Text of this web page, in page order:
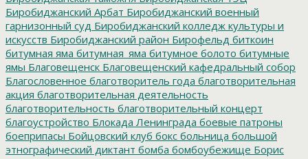
Биробиджанский Арбат Биробиджанский военный
гарнизонный суд Биробиджанский колледж культуры и
искусств Биробиджанский район Бирофельд биткоин
битумная яма битумная_яма битумное болото битумные
ямы Благовещенск Благовещенский кафедральный собор
Благословенное благотворитель года благотворительная
акция благотворительная деятельность
благотворительность благотворительный концерт
благоустройство Блокада Ленинграда боевые патроны
боеприпасы Бойцовский клуб бокс больница большой
этнографический диктант бомба бомбоубежище Борис